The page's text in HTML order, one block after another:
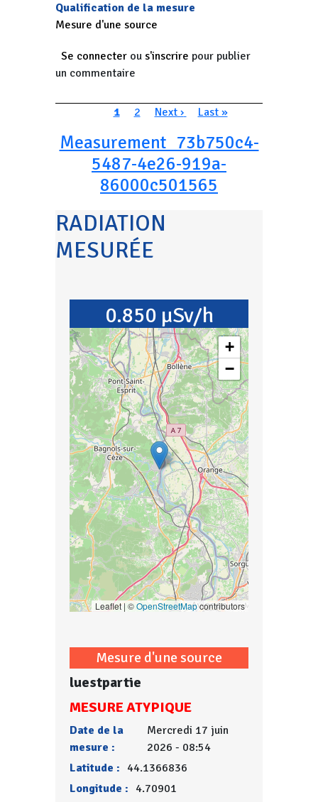
Qualification de la mesure
Mesure d'une source
Se connecter ou s'inscrire pour publier
un commentaire
PaginationPage courante
1 Page
2 Page suivante
Next › Dernière page
Last »
Measurement_73b750c4-
5487-4e26-919a-
86000c501565
RADIATION
MESURÉE
0.850 µSv/h
+
−
Leaflet | ©OpenStreetMapcontributors
Mesure d'une source
luestpartie
MESURE ATYPIQUE
Date de la
mesure :
Mercredi 17 juin
2026 - 08:54
Latitude : 44.1366836
Longitude : 4.70901